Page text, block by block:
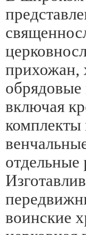
прихожан,
включая
воинские